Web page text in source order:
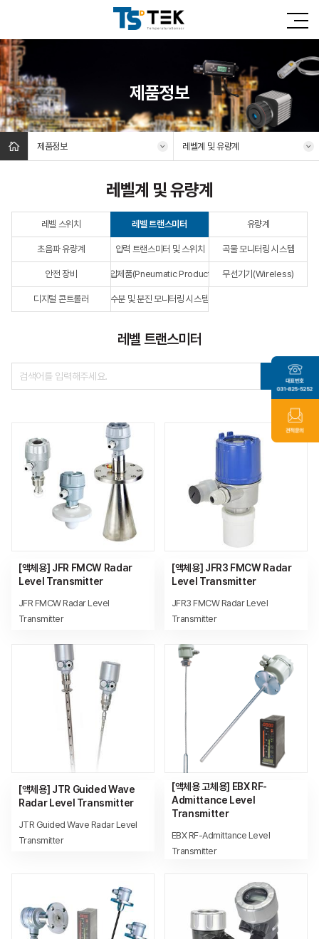
제품정보
제품정보 레벨계 및 유량계
레벨계 및 유량계
레벨 스위치 레벨 트랜스미터 유량계
초음파 유량계 압력 트랜스미터 및 스위치 곡물 모니터링 시스템
안전 장비 공압제품(Pneumatic Products) 무선기기(Wireless)
디지털 콘트롤러 수분 및 분진 모니터링 시스템
레벨 트랜스미터
Total10
[액체용] JFR FMCW Radar
Level Transmitter
JFR FMCW Radar Level
Transmitter
[액체용] JFR3 FMCW Radar
Level Transmitter
JFR3 FMCW Radar Level
Transmitter
[액체용] JTR Guided Wave
Radar Level Transmitter
JTR Guided Wave Radar Level
Transmitter
[액체용 고체용] EBX RF-
Admittance Level
Transmitter
EBX RF-Admittance Level
Transmitter